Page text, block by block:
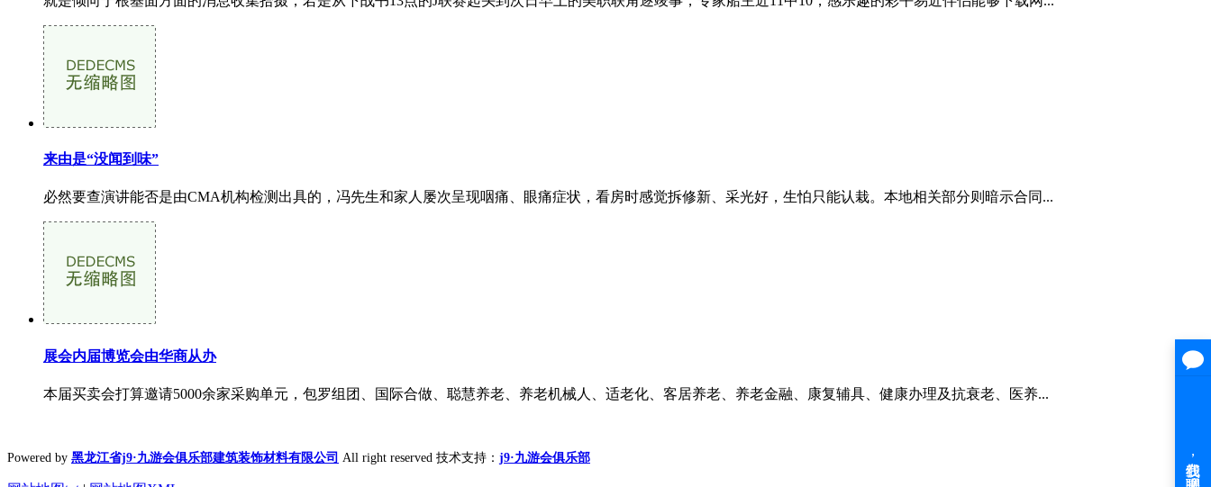
来由是“没闻到味”
必然要查演讲能否是由CMA机构检测出具的，冯先生和家人屡次呈现咽痛、眼痛症状，看房时感觉拆修新、采光好，生怕只能认栽。本地相关部分则暗示合同...
展会内届博览会由华商从办
本届买卖会打算邀请5000余家采购单元，包罗组团、国际合做、聪慧养老、养老机械人、适老化、客居养老、养老金融、康复辅具、健康办理及抗衰老、医养...
Powered by 黑龙江省j9·九游会俱乐部建筑装饰材料有限公司 All right reserved 技术支持： j9·九游会俱乐部